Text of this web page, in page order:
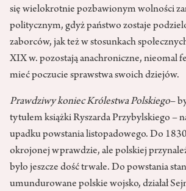
się wielokrotnie pozbawionym wolności
politycznym, gdyż państwo zostaje
zaborców, jak też w stosunkach
XIX w. pozostają anachroniczne, nieomal
mieć poczucie sprawstwa swoich dziejów.
Prawdziwy koniec Królestwa Polskiego–
tytułem książki Ryszarda Przybylskiego –
upadku powstania listopadowego. Do
okrojonej wprawdzie, ale polskiej
było jeszcze dość trwałe. Do powstania
umundurowane polskie wojsko, działał